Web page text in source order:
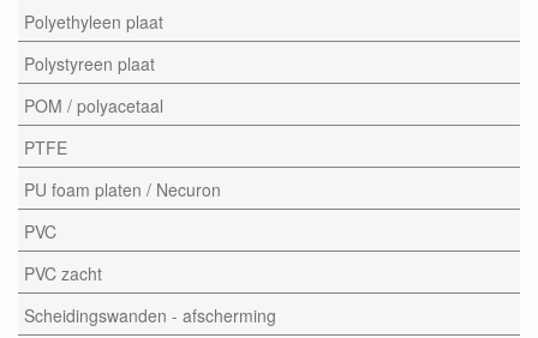
Polyethyleen plaat
Polystyreen plaat
POM / polyacetaal
PTFE
PU foam platen / Necuron
PVC
PVC zacht
Scheidingswanden - afscherming